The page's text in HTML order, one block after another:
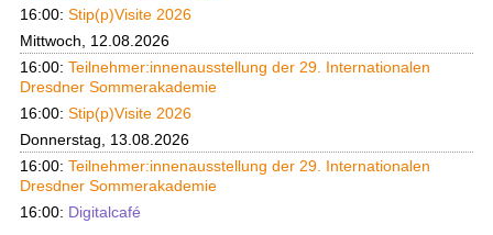
16:00: Stip(p)Visite 2026
Mittwoch, 12.08.2026
16:00: Teilnehmer:innenausstellung der 29. Internationalen
Dresdner Sommerakademie
16:00: Stip(p)Visite 2026
Donnerstag, 13.08.2026
16:00: Teilnehmer:innenausstellung der 29. Internationalen
Dresdner Sommerakademie
16:00: Digitalcafé